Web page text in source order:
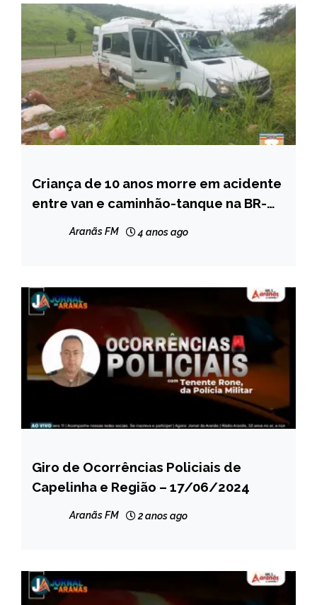
CAPELINHA
MINAS
Criança de 10 anos morre em acidente
entre van e caminhão-tanque na BR-
Aranãs FM 4 anos ago
CAPELINHA
MINAS
Giro de Ocorrências Policiais de
Capelinha e Região – 17/06/2024
Aranãs FM 2 anos ago